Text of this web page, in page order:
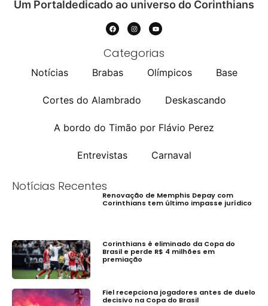
Um Portaldedicado ao universo do Corinthians
Categorias
Notícias Brabas Olímpicos Base
Cortes do Alambrado Deskascando
A bordo do Timão por Flávio Perez
Entrevistas Carnaval
Notícias Recentes
Renovação de Memphis Depay com
Corinthians tem último impasse jurídico
Corinthians é eliminado da Copa do
Brasil e perde R$ 4 milhões em
premiação
Fiel recepciona jogadores antes de duelo
decisivo na Copa do Brasil